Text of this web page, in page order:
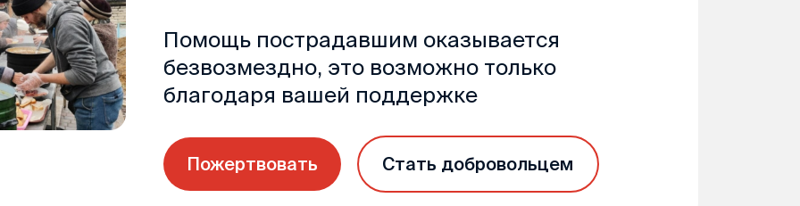
Помощь пострадавшим оказывается
безвозмездно, это возможно только
благодаря вашей поддержке
Пожертвовать Стать добровольцем